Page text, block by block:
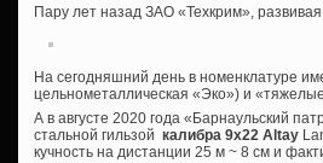
Пару лет назад ЗАО «Техкрим»,
На сегодняшний день в номенклатуре
цельнометаллическая «Эко») и
А в августе 2020 года «Барнаульский
стальной гильзой калибра 9х22 Altay
кучность на дистанции 25 м ~ 8 см и